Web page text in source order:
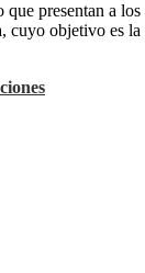
que presentan a
cuyo objetivo es la